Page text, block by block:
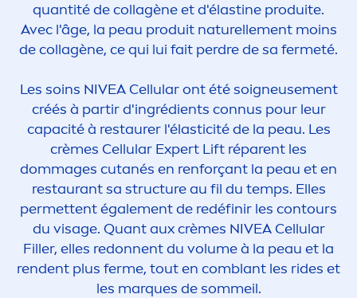
quantité de collagène et d'élastine produite.
Avec l'âge, la peau produit naturellement moins
de collagène, ce qui lui fait perdre de sa fermeté.
Les soins NIVEA Cellularont été soigneusement
créés à partir d'ingrédients connus pour leur
capacité à restaurer l'élasticité de la peau. Les
crèmes Cellular Expert Lift réparent les
dommages cutanés en renforçant la peau et en
restaurant sa structure au fil du temps. Elles
permettent également de redéfinir les contours
du visage. Quant aux crèmes NIVEA Cellular
Filler, elles redonnent du volume à la peau et la
rendent plus ferme, tout en comblant les rides et
les marques de sommeil.